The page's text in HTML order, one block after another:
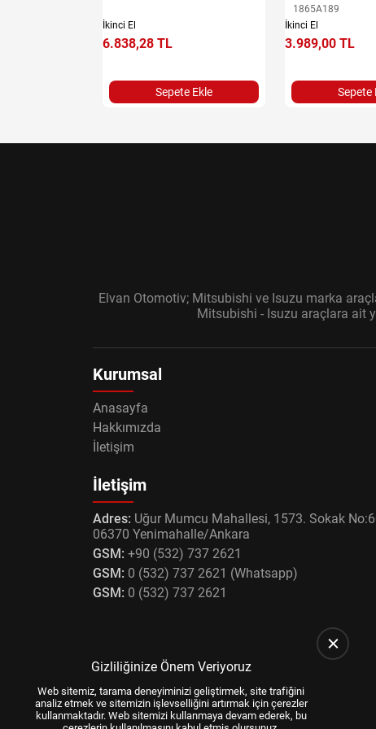
İkinci El
6.838,28 TL
Sepete Ekle
1865A189
İkinci El
3.989,00 TL
Sepete
Elvan Otomotiv; Mitsubishi ve Isuzu marka
Mitsubishi - Isuzu araçlara ait
Kurumsal
Anasayfa
Hakkımızda
İletişim
İletişim
Adres: Uğur Mumcu Mahallesi, 1573. Sokak
06370 Yenimahalle/Ankara
GSM: +90 (532) 737 2621
GSM: 0 (532) 737 2621 (Whatsapp)
GSM: 0 (532) 737 2621
Gizliliğinize Önem Veriyoruz
Web sitemiz, tarama deneyiminizi geliştirmek, site trafiğini
analiz etmek ve sitemizin işlevselliğini artırmak için çerezler
kullanmaktadır. Web sitemizi kullanmaya devam ederek, bu